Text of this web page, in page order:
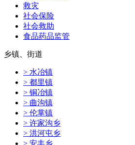
救灾
社会保险
社会救助
食品药品监管
乡镇、街道
> 水冶镇
> 都里镇
> 铜冶镇
> 曲沟镇
> 伦掌镇
> 许家沟乡
> 洪河屯乡
> 安丰乡